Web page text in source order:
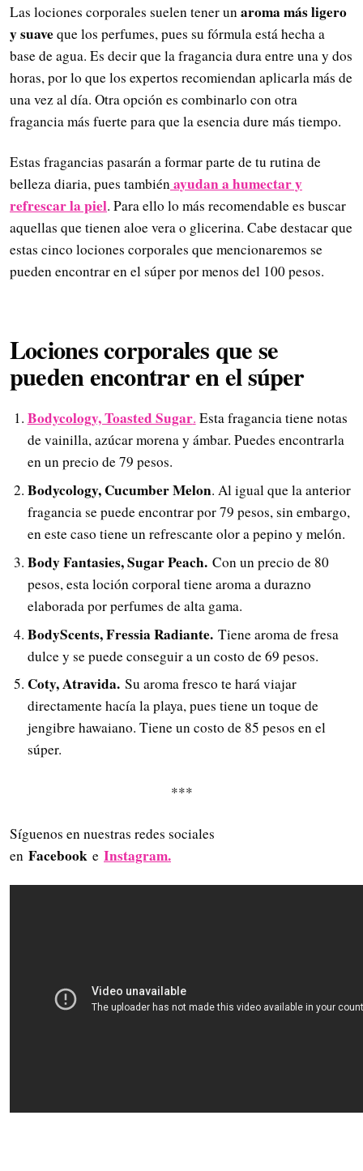
Las lociones corporales suelen tener unaroma más ligero
y suaveque los perfumes, pues su fórmula está hecha a
base de agua. Es decir que la fragancia dura entre una y dos
horas, por lo que los expertos recomiendan aplicarla más de
una vez al día. Otra opción es combinarlo con otra
fragancia más fuerte para que la esencia dure más tiempo.
Estas fragancias pasarán a formar parte de tu rutina de
belleza diaria, pues tambiénayudan a humectar y
refrescar la piel. Para ello lo más recomendable es buscar
aquellas que tienen aloe vera o glicerina. Cabe destacar que
estas cinco lociones corporales que mencionaremos se
pueden encontrar en el súper por menos del 100 pesos.
Lociones corporales que se
pueden encontrar en el súper
Bodycology, Toasted Sugar. Esta fragancia tiene notas
de vainilla, azúcar morena y ámbar. Puedes encontrarla
en un precio de 79 pesos.
Bodycology, Cucumber Melon. Al igual que la anterior
fragancia se puede encontrar por 79 pesos, sin embargo,
en este caso tiene un refrescante olor a pepino y melón.
Body Fantasies, Sugar Peach. Con un precio de 80
pesos, esta loción corporal tiene aroma a durazno
elaborada por perfumes de alta gama.
BodyScents, Fressia Radiante. Tiene aroma de fresa
dulce y se puede conseguir a un costo de 69 pesos.
Coty, Atravida. Su aroma fresco te hará viajar
directamente hacía la playa, pues tiene un toque de
jengibre hawaiano. Tiene un costo de 85 pesos en el
súper.
***
Síguenos en nuestras redes sociales
en Facebook e Instagram.